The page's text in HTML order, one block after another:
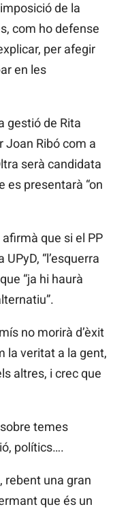
de la
com ho defense
per afegir
en les
gestió de Rita
Joan Ribó com a
serà candidata
es presentarà “on
que si el PP
“l’esquerra
“ja hi haurà
no morirà d’èxit
la veritat a la gent,
altres, i crec que
temes
polítics….
rebent una gran
que és un